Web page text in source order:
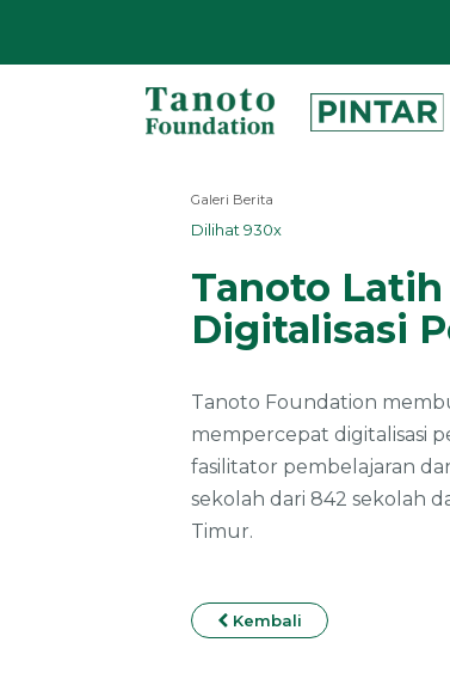
Tanoto
Galeri Berita
Dilihat 930x
Tanoto Latih
Digitalisasi
Tanoto Foundation
mempercepat digitalisasi
fasilitator pembelajaran
sekolah dari 842 sekolah
Timur.
Kembali